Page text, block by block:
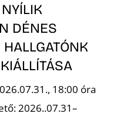
DÉNES
HALLGATÓNK
18:00 óra
2026..07.31–